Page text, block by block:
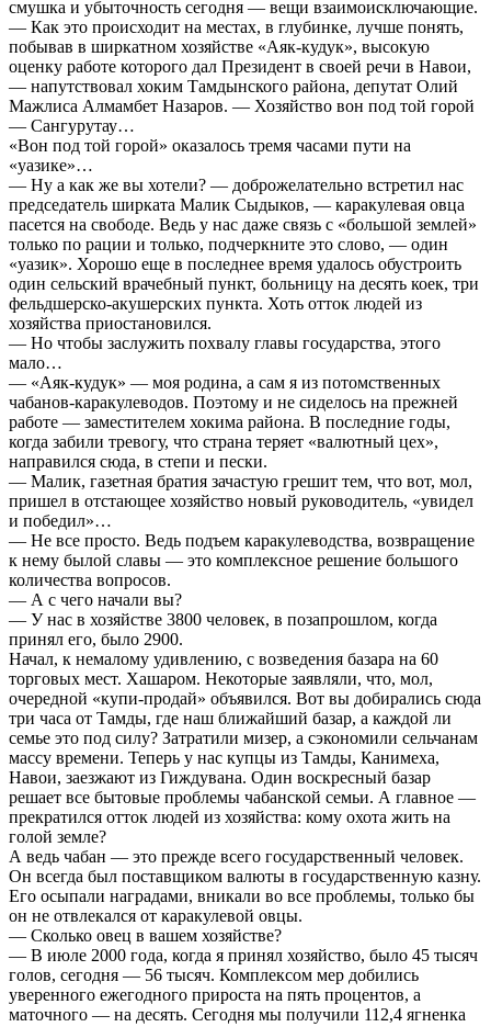
смушка и убыточность сегодня — вещи взаимоисключающие.
— Как это происходит на местах, в глубинке, лучше понять,
побывав в ширкатном хозяйстве «Аяк-кудук», высокую
оценку работе которого дал Президент в своей речи в Навои,
— напутствовал хоким Тамдынского района, депутат Олий
Мажлиса Алмамбет Назаров. — Хозяйство вон под той горой
— Сангурутау…
«Вон под той горой» оказалось тремя часами пути на
«уазике»…
— Ну а как же вы хотели? — доброжелательно встретил нас
председатель ширката Малик Сыдыков, — каракулевая овца
пасется на свободе. Ведь у нас даже связь с «большой землей»
только по рации и только, подчеркните это слово, — один
«уазик». Хорошо еще в последнее время удалось обустроить
один сельский врачебный пункт, больницу на десять коек, три
фельдшерско-акушерских пункта. Хоть отток людей из
хозяйства приостановился.
— Но чтобы заслужить похвалу главы государства, этого
мало…
— «Аяк-кудук» — моя родина, а сам я из потомственных
чабанов-каракулеводов. Поэтому и не сиделось на прежней
работе — заместителем хокима района. В последние годы,
когда забили тревогу, что страна теряет «валютный цех»,
направился сюда, в степи и пески.
— Малик, газетная братия зачастую грешит тем, что вот, мол,
пришел в отстающее хозяйство новый руководитель, «увидел
и победил»…
— Не все просто. Ведь подъем каракулеводства, возвращение
к нему былой славы — это комплексное решение большого
количества вопросов.
— А с чего начали вы?
— У нас в хозяйстве 3800 человек, в позапрошлом, когда
принял его, было 2900.
Начал, к немалому удивлению, с возведения базара на 60
торговых мест. Хашаром. Некоторые заявляли, что, мол,
очередной «купи-продай» объявился. Вот вы добирались сюда
три часа от Тамды, где наш ближайший базар, а каждой ли
семье это под силу? Затратили мизер, а сэкономили сельчанам
массу времени. Теперь у нас купцы из Тамды, Канимеха,
Навои, заезжают из Гиждувана. Один воскресный базар
решает все бытовые проблемы чабанской семьи. А главное —
прекратился отток людей из хозяйства: кому охота жить на
голой земле?
А ведь чабан — это прежде всего государственный человек.
Он всегда был поставщиком валюты в государственную казну.
Его осыпали наградами, вникали во все проблемы, только бы
он не отвлекался от каракулевой овцы.
— Сколько овец в вашем хозяйстве?
— В июле 2000 года, когда я принял хозяйство, было 45 тысяч
голов, сегодня — 56 тысяч. Комплексом мер добились
уверенного ежегодного прироста на пять процентов, а
маточного — на десять. Сегодня мы получили 112,4 ягненка